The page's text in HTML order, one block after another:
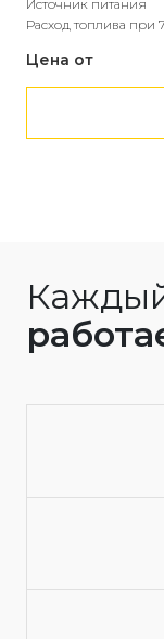
Источник питания
Расход топлива при
Цена от